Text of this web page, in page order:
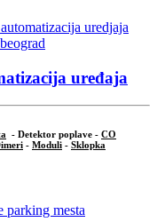
uređaja
- Detektor poplave - CO
- Moduli - Sklopka